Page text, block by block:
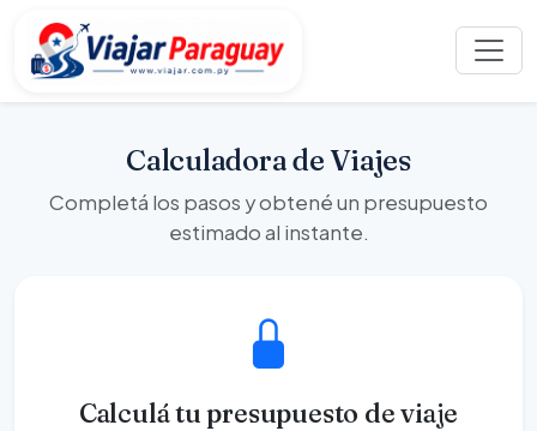
Calculadora de Viajes
Completá los pasos y obtené un presupuesto
estimado al instante.
Calculá tu presupuesto de viaje